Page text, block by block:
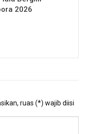
2026
ruas (*) wajib diisi